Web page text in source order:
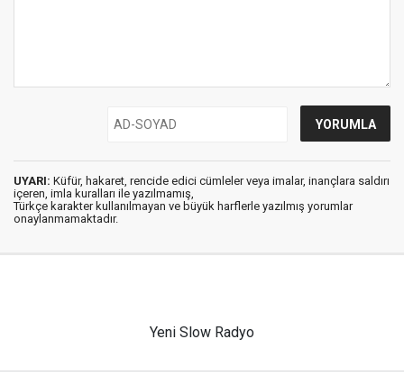
UYARI: Küfür, hakaret, rencide edici cümleler veya imalar, inançlara saldırı
içeren, imla kuralları ile yazılmamış,
Türkçe karakter kullanılmayan ve büyük harflerle yazılmış yorumlar
onaylanmamaktadır.
Yeni Slow Radyo